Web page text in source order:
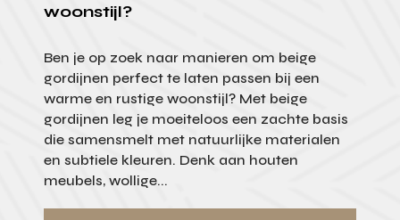
woonstijl?
Ben je op zoek naar manieren om beige
gordijnen perfect te laten passen bij een
warme en rustige woonstijl? Met beige
gordijnen leg je moeiteloos een zachte basis
die samensmelt met natuurlijke materialen
en subtiele kleuren. Denk aan houten
meubels, wollige...